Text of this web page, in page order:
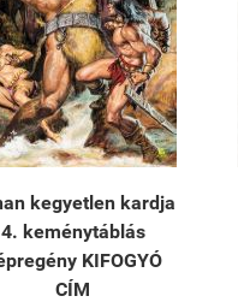
kegyetlen kardja
4. keménytáblás
KIFOGYÓ
CÍM